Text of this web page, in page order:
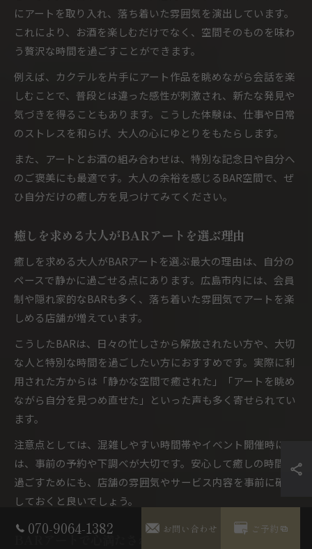
にアートを取り入れ、落ち着いた雰囲気を演出しています。
これにより、お酒を楽しむだけでなく、空間そのものを味わ
う贅沢な時間を過ごすことができます。
例えば、カクテルを片手にアート作品を眺めながら会話を楽
しむことで、普段とは違った感性が刺激され、新たな発見や
気づきを得ることもあります。こうした体験は、仕事や日常
のストレスを和らげ、大人の心にゆとりをもたらします。
また、アートとお酒の組み合わせは、特別な記念日や自分へ
のご褒美にも最適です。大人の余裕を感じるBAR空間で、ぜ
ひ自分だけの癒し方を見つけてみてください。
癒しを求める大人がBARアートを選ぶ理由
癒しを求める大人がBARアートを選ぶ最大の理由は、自分の
ペースで静かに過ごせる点にあります。広島市内には、会員
制や隠れ家的なBARも多く、落ち着いた雰囲気でアートを楽
しめる店舗が増えています。
こうしたBARは、日々の忙しさから解放されたい方や、大切
な人と特別な時間を過ごしたい方におすすめです。実際に利
用された方からは「静かな空間で癒された」「アートを眺め
ながら自分を見つめ直せた」といった声も多く寄せられてい
ます。
注意点としては、混雑しやすい時間帯やイベント開催時に
は、事前の予約や下調べが大切です。安心して癒しの時間を
過ごすためにも、店舗の雰囲気やサービス内容を事前に確認
しておくと良いでしょう。
BARアートで心満たされる癒しの過ごし方
070-9064-1382 お問い合わせ ご予約